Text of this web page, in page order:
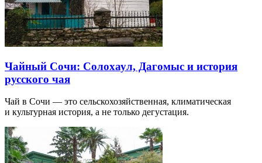
Чайный Сочи: Солохаул, Дагомыс и история
русского чая
Чай в Сочи — это сельскохозяйственная, климатическая
и культурная история, а не только дегустация.